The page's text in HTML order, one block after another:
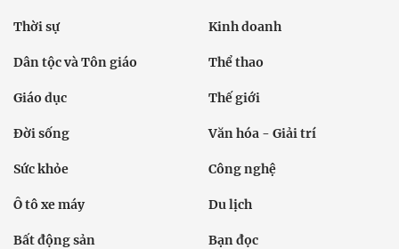
Thời sự Kinh doanh
Dân tộc và Tôn giáo Thể thao
Giáo dục Thế giới
Đời sống Văn hóa - Giải trí
Sức khỏe Công nghệ
Ô tô xe máy Du lịch
Bất động sản Bạn đọc